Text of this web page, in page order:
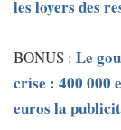
les loyers des
BONUS : Le
crise : 400 000
euros la